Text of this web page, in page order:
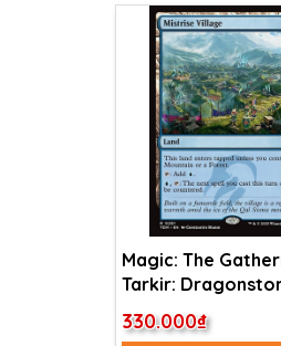
Magic: The
Tarkir:
Mistrise Village
330.000₫